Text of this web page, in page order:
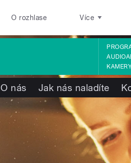
O rozhlase Více
O nás Jak nás naladíte